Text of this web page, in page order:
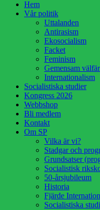
HoppaHem
Vår politik
Uttalanden
Antirasism
Ekosocialism
Facket
Feminism
Gemensam
Internationalism
Socialistiska studier
Kongress 2026
Webbshop
Bli medlem
Kontakt
Om SP
Vilka är vi?
Stadgar och
Grundsatser
Socialistisk
50-årsjubileum
Historia
Fjärde
Socialistiska